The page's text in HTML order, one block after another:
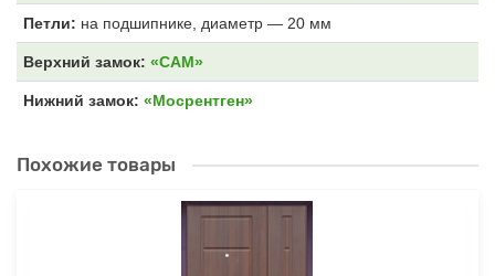
Петли: на подшипнике, диаметр — 20 мм
Верхний замок: «САМ»
Нижний замок: «Мосрентген»
Похожие товары